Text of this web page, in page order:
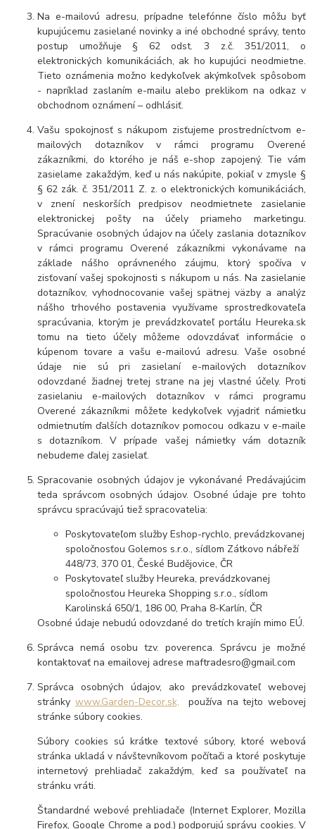
Na e-mailovú adresu, prípadne telefónne číslo môžu byť
kupujúcemu zasielané novinky a iné obchodné správy, tento
postup umožňuje § 62 odst. 3 z.č. 351/2011, o
elektronických komunikáciách, ak ho kupujúci neodmietne.
Tieto oznámenia možno kedykoľvek akýmkoľvek spôsobom
- napríklad zaslaním e-mailu alebo preklikom na odkaz v
obchodnom oznámení – odhlásiť.
Vašu spokojnosť s nákupom zisťujeme prostredníctvom e-
mailových dotazníkov v rámci programu Overené
zákazníkmi, do ktorého je náš e-shop zapojený. Tie vám
zasielame zakaždým, keď u nás nakúpite, pokiaľ v zmysle §
§ 62 zák. č. 351/2011 Z. z. o elektronických komunikáciách,
v znení neskorších predpisov neodmietnete zasielanie
elektronickej pošty na účely priameho marketingu.
Spracúvanie osobných údajov na účely zaslania dotazníkov
v rámci programu Overené zákazníkmi vykonávame na
základe nášho oprávneného záujmu, ktorý spočíva v
zisťovaní vašej spokojnosti s nákupom u nás. Na zasielanie
dotazníkov, vyhodnocovanie vašej spätnej väzby a analýz
nášho trhového postavenia využívame sprostredkovateľa
spracúvania, ktorým je prevádzkovateľ portálu Heureka.sk
tomu na tieto účely môžeme odovzdávať informácie o
kúpenom tovare a vašu e-mailovú adresu. Vaše osobné
údaje nie sú pri zasielaní e-mailových dotazníkov
odovzdané žiadnej tretej strane na jej vlastné účely. Proti
zasielaniu e-mailových dotazníkov v rámci programu
Overené zákazníkmi môžete kedykoľvek vyjadriť námietku
odmietnutím ďalších dotazníkov pomocou odkazu v e-maile
s dotazníkom. V prípade vašej námietky vám dotazník
nebudeme ďalej zasielať.
Spracovanie osobných údajov je vykonávané Predávajúcim
teda správcom osobných údajov. Osobné údaje pre tohto
správcu spracúvajú tiež spracovatelia:
Poskytovateľom služby Eshop-rychlo, prevádzkovanej
spoločnosťou Golemos s.r.o., sídlom Zátkovo nábřeží
448/73, 370 01, České Budějovice, ČR
Poskytovateľ služby Heureka, prevádzkovanej
spoločnosťou Heureka Shopping s.r.o., sídlom
Karolinská 650/1, 186 00, Praha 8-Karlín, ČR
Osobné údaje nebudú odovzdané do tretích krajín mimo EÚ.
Správca nemá osobu tzv. poverenca. Správcu je možné
kontaktovať na emailovej adrese maftradesro@gmail.com
Správca osobných údajov, ako prevádzkovateľ webovej
stránky www.Garden-Decor.sk, používa na tejto webovej
stránke súbory cookies.
Súbory cookies sú krátke textové súbory, ktoré webová
stránka ukladá v návštevníkovom počítači a ktoré poskytuje
internetový prehliadač zakaždým, keď sa používateľ na
stránku vráti.
Štandardné webové prehliadače (Internet Explorer, Mozilla
Firefox, Google Chrome a pod.) podporujú správu cookies. V